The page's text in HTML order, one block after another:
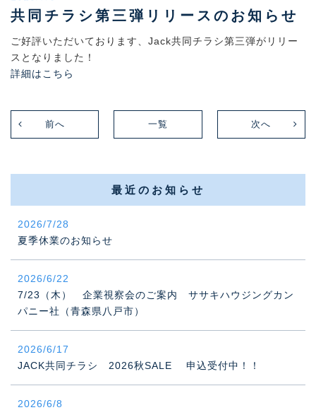
o
共同チラシ第三弾リリースのお知らせ
ご好評いただいております、Jack共同チラシ第三弾がリリー
スとなりました！
詳細はこちら
前へ 次へ
一覧
最近のお知らせ
2026/7/28
夏季休業のお知らせ
2026/6/22
7/23（木） 企業視察会のご案内 ササキハウジングカン
パニー社（青森県八戸市）
2026/6/17
JACK共同チラシ 2026秋SALE 申込受付中！！
2026/6/8